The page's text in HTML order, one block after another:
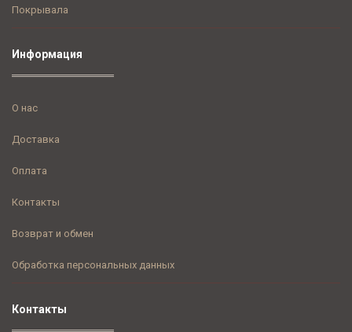
Контакты
Покрывала
Информация
О нас
Доставка
Оплата
Контакты
Возврат и обмен
Обработка персональных данных